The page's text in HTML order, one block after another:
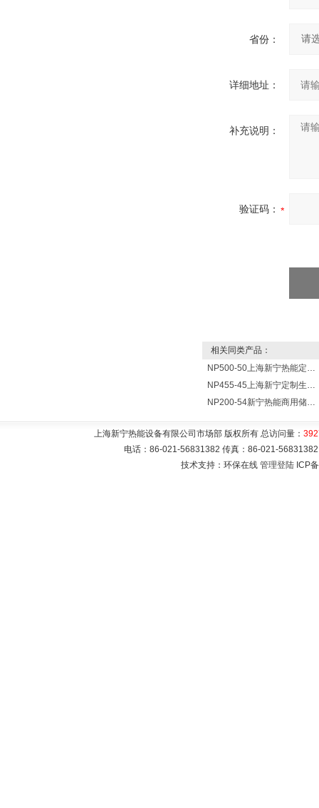
省份：
详细地址：
补充说明：
验证码：
相关同类产品：
NP500-50上海新宁热能定制各式不锈钢水箱容器
NP455-45上海新宁定制生产各式不锈钢容器
NP200-54新宁热能商用储水式电热水器V=200升N=54千瓦
上海新宁热能设备有限公司市场部 版权所有 总访问量：
电话：86-021-56831382 传真：86-021-
技术支持：环保在线 管理登陆 ICP